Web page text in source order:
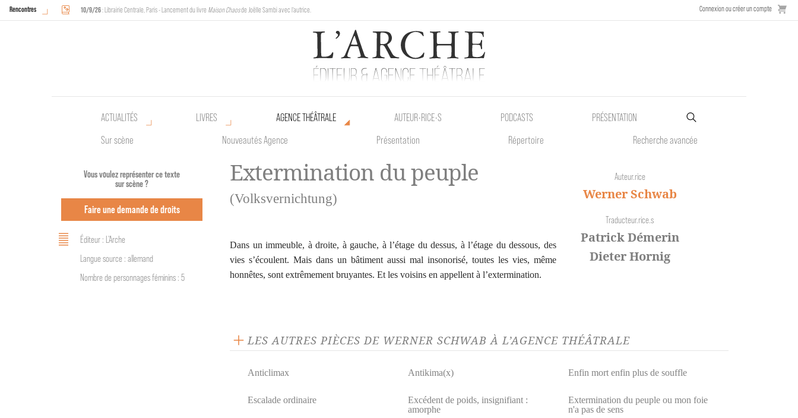
Rencontres 10/9/26: Librairie Centrale, Paris - Lancement du livre Maison Chaosde Joëlle Sambi avec l'autrice.
: Halles de Schaerbeek, Bruxelles - L'Arche sera présente au Poetik Bazar tout le weekend !
Connexion ou créer un compte
ACTUALITÉS LIVRES
AGENCE THÉÂTRALE
Sur scène
Nouveautés Agence Présentation Répertoire Recherche avancée
AUTEUR•RICE•S PODCASTS PRÉSENTATION
Vous voulez représenter ce texte
sur scène ?
Faire une demande de droits
Éditeur : L'Arche
Langue source : allemand
Nombre de personnages féminins : 5
Extermination du peuple
(Volksvernichtung)
Dans un immeuble, à droite, à gauche, à l’étage du dessus, à l’étage du dessous, des
vies s’écoulent. Mais dans un bâtiment aussi mal insonorisé, toutes les vies, même
honnêtes, sont extrêmement bruyantes. Et les voisins en appellent à l’extermination.
Auteur.rice
Werner Schwab
Traducteur.rice.s
Patrick Démerin
Dieter Hornig
LES AUTRES PIÈCES DE WERNER SCHWAB À L’AGENCE THÉÂTRALE
Anticlimax Antikima(x) Enfin mort enfin plus de souffle
Escalade ordinaire
Excédent de poids, insignifiant :
amorphe
Extermination du peuple ou mon foie
n'a pas de sens